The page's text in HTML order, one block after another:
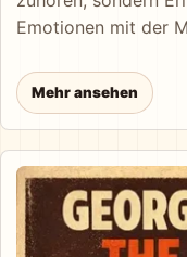
Emotionen mit der
Mehr ansehen